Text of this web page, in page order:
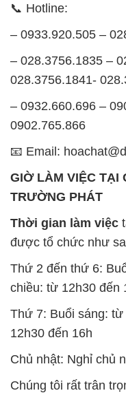
📞 Hotline:
– 0933.920.505 –
– 028.3756.1835 –
028.3756.1841-
– 0932.660.696 –
0902.765.866
📧 Email:
GIỜ LÀM VIỆC TẠI
TRƯỜNG PHÁT
Thời gian làm việc
được tổ chức như
Thứ 2 đến thứ 6:
chiều: từ 12h30 đến
Thứ 7: Buổi sáng:
12h30 đến 16h
Chủ nhật: Nghỉ chủ
Chúng tôi rất trân